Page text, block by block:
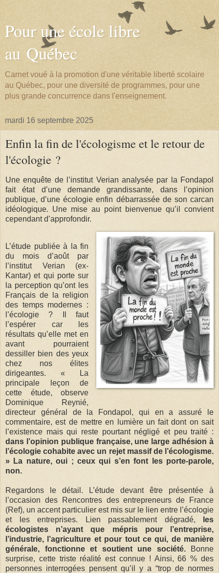
Pour une école libre
au Québec
Carnet voué à la promotion d'une véritable liberté scolaire
au Québec, pour une diversité de programmes, pour une
plus grande concurrence dans l'enseignement.
mardi 16 septembre 2025
Enfin la fin de l'écologisme et le retour de
l'écologie ?
Une enquête de l’institut Verian analysée par la Fondapol
fait état d’une demande grandissante, dans l’opinion
publique, d’une écologie enfin débarrassée de son carcan
idéologique. Une mise au point bienvenue qu’il convient
cependant d’approfondir.
L’étude publiée à la fin
du mois d’août par
l’institut Verian (ex-
Kantar) et qui porte sur
la perception qu’ont les
Français de la religion
des temps modernes :
l’écologie ? Il faut
l’espérer car les
résultats qu’elle met en
avant pourraient
dessiller bien des yeux
chez nos élites
dirigeantes. « La
principale leçon de
cette étude, observe
Dominique Reynié,
directeur général de la Fondapol, qui en a assuré le
commentaire, est de mettre en lumière un fait dont on sait
l’existence mais qui reste pourtant négligé et peu traité :
dans l’opinion publique française, une large adhésion à
l’écologie cohabite avec un rejet massif de l’écologisme.
» La nature, oui ; ceux qui s’en font les porte-parole,
non.
Regardons le détail. L’étude devant être présentée à
l’occasion des Rencontres des entrepreneurs de France
(Ref), un accent particulier est mis sur le lien entre l’écologie
et les entreprises. Lien passablement dégradé,
les
écologistes n’ayant que mépris pour l’entreprise,
l’industrie, l’agriculture et pour tout ce qui, de manière
générale, fonctionne et soutient une société.
Bonne
surprise, cette triste réalité est connue ! Ainsi, 66 % des
personnes interrogées pensent qu’il y a “trop de normes